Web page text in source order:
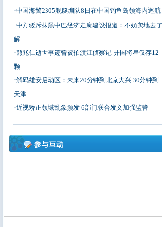
·中国海警2305舰艇编队8日在中国钓鱼岛领海内巡航
·中方驳斥抹黑中巴经济走廊建设报道：不妨实地去了
解
·熊兆仁逝世事迹曾被拍渡江侦察记 开国将星仅存12
颗
·解码雄安启动区：未来20分钟到北京大兴 30分钟到
天津
·近视矫正领域乱象频发 6部门联合发文加强监管